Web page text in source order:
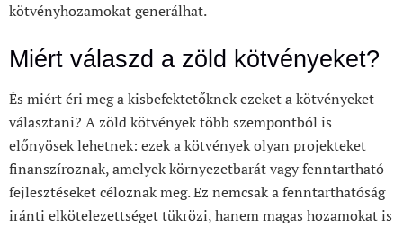
kötvényhozamokat generálhat.
Miért válaszd a zöld kötvényeket?
És miért éri meg a kisbefektetőknek ezeket a kötvényeket
választani? A zöld kötvények több szempontból is
előnyösek lehetnek: ezek a kötvények olyan projekteket
finanszíroznak, amelyek környezetbarát vagy fenntartható
fejlesztéseket céloznak meg. Ez nemcsak a fenntarthatóság
iránti elkötelezettséget tükrözi, hanem magas hozamokat is